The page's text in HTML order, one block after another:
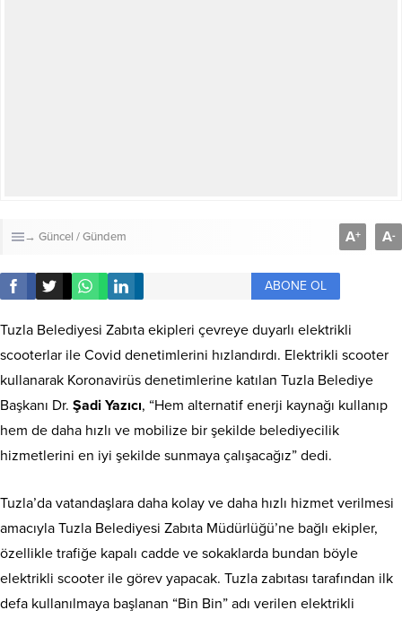
→ Güncel / Gündem A+ A-
ABONE OL
Tuzla Belediyesi Zabıta ekipleri çevreye duyarlı elektrikli
scooterlar ile Covid denetimlerini hızlandırdı. Elektrikli scooter
kullanarak Koronavirüs denetimlerine katılan Tuzla Belediye
Başkanı Dr. Şadi Yazıcı, “Hem alternatif enerji kaynağı kullanıp
hem de daha hızlı ve mobilize bir şekilde belediyecilik
hizmetlerini en iyi şekilde sunmaya çalışacağız” dedi.
Tuzla’da vatandaşlara daha kolay ve daha hızlı hizmet verilmesi
amacıyla Tuzla Belediyesi Zabıta Müdürlüğü’ne bağlı ekipler,
özellikle trafiğe kapalı cadde ve sokaklarda bundan böyle
elektrikli scooter ile görev yapacak. Tuzla zabıtası tarafından ilk
defa kullanılmaya başlanan “Bin Bin” adı verilen elektrikli